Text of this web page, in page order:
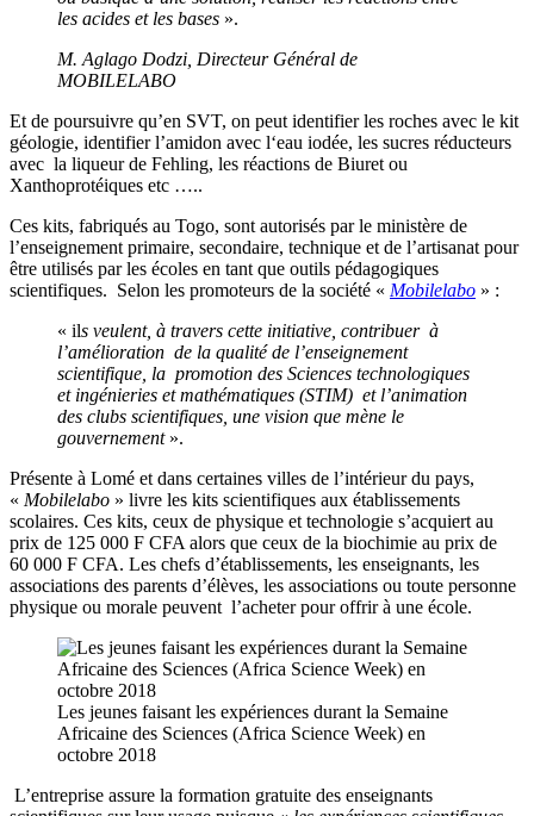
les acides et les bases ».
M. Aglago Dodzi, Directeur Général de
MOBILELABO
Et de poursuivre qu’en SVT, on peut identifier les roches avec le kit
géologie, identifier l’amidon avec l‘eau iodée, les sucres réducteurs
avec la liqueur de Fehling, les réactions de Biuret ou
Xanthoprotéiques etc …..
Ces kits, fabriqués au Togo, sont autorisés par le ministère de
l’enseignement primaire, secondaire, technique et de l’artisanat pour
être utilisés par les écoles en tant que outils pédagogiques
scientifiques. Selon les promoteurs de la société « Mobilelabo » :
« ils veulent, à travers cette initiative, contribuer à
l’amélioration de la qualité de l’enseignement
scientifique, la promotion des Sciences technologiques
et ingénieries et mathématiques (STIM) et l’animation
des clubs scientifiques, une vision que mène le
gouvernement».
Présente à Lomé et dans certaines villes de l’intérieur du pays,
« Mobilelabo » livre les kits scientifiques aux établissements
scolaires. Ces kits, ceux de physique et technologie s’acquiert au
prix de 125 000 F CFA alors que ceux de la biochimie au prix de
60 000 F CFA. Les chefs d’établissements, les enseignants, les
associations des parents d’élèves, les associations ou toute personne
physique ou morale peuvent l’acheter pour offrir à une école.
Les jeunes faisant les expériences durant la Semaine
Africaine des Sciences (Africa Science Week) en
octobre 2018
L’entreprise assure la formation gratuite des enseignants